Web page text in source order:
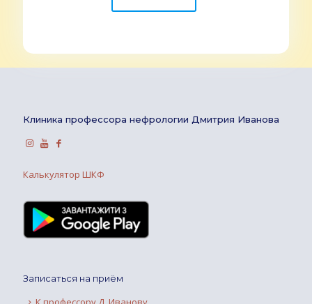
Клиника профессора нефрологии Дмитрия Иванова
Калькулятор ШКФ
Записаться на приём